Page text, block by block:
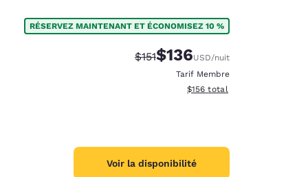
RÉSERVEZ MAINTENANT ET ÉCONOMISEZ 10 %
Tarif barré :
$151Tarif réduit :
$136USD/nuit
Tarif Membre
Afficher les détails du total
$156 total
Voir la disponibilité